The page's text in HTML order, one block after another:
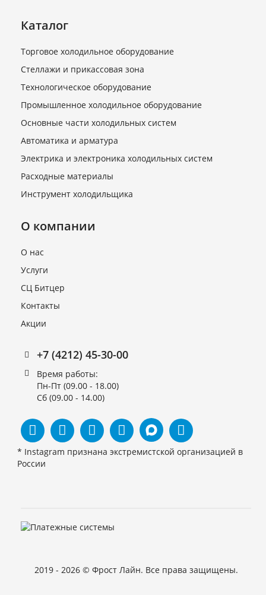
Каталог
Торговое холодильное оборудование
Стеллажи и прикассовая зона
Технологическое оборудование
Промышленное холодильное оборудование
Основные части холодильных систем
Автоматика и арматура
Электрика и электроника холодильных систем
Расходные материалы
Инструмент холодильщика
О компании
О нас
Услуги
СЦ Битцер
Контакты
Акции
+7 (4212) 45-30-00
Время работы:
Пн-Пт (09.00 - 18.00)
Сб (09.00 - 14.00)
* Instagram признана экстремистской организацией в
России
2019 - 2026 © Фрост Лайн. Все права защищены.